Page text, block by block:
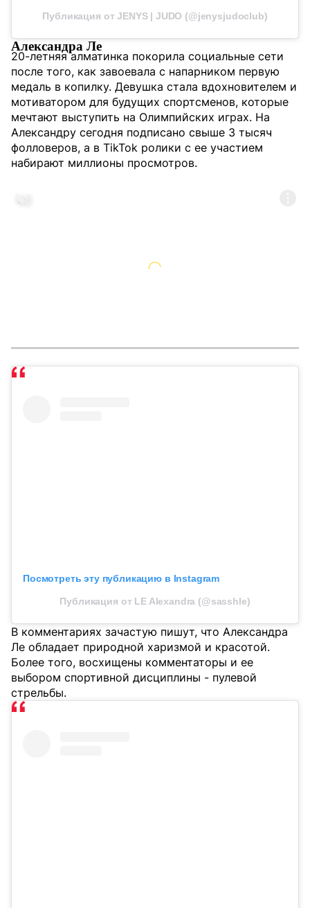
Публикация от JENYS | JUDO (@jenysjudoclub)
Александра Ле
20-летняя алматинка покорила социальные сети
после того, как завоевала с напарником первую
медаль в копилку. Девушка стала вдохновителем и
мотиватором для будущих спортсменов, которые
мечтают выступить на Олимпийских играх. На
Александру сегодня подписано свыше 3 тысяч
фолловеров, а в TikTok ролики с ее участием
набирают миллионы просмотров.
Посмотреть эту публикацию в Instagram
Публикация от LE Alexandra (@sasshle)
В комментариях зачастую пишут, что Александра
Ле обладает природной харизмой и красотой.
Более того, восхищены комментаторы и ее
выбором спортивной дисциплины - пулевой
стрельбы.